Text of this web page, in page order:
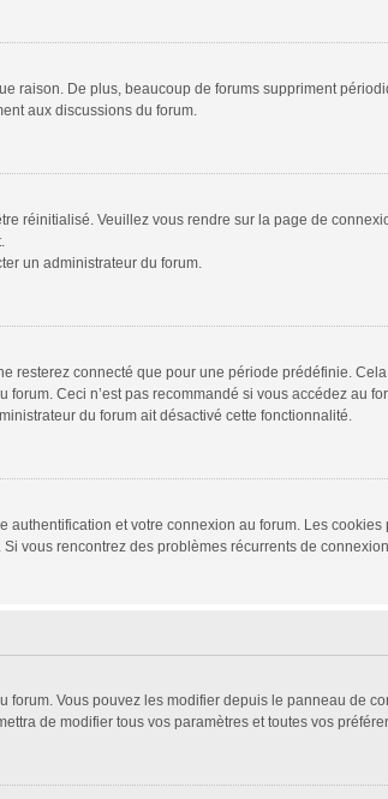
raison. De plus, beaucoup de forums suppriment
aux discussions du forum.
réinitialisé. Veuillez vous rendre sur la page de
un administrateur du forum.
connecté que pour une période prédéfinie.
Ceci n’est pas recommandé si vous accédez au
du forum ait désactivé cette fonctionnalité.
et votre connexion au forum. Les
vous rencontrez des problèmes récurrents de
Vous pouvez les modifier depuis le panneau de
de modifier tous vos paramètres et toutes vos